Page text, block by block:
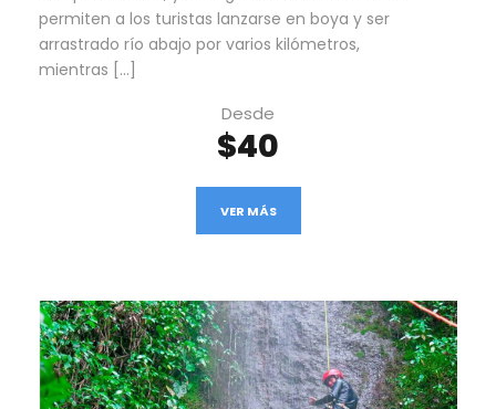
permiten a los turistas lanzarse en boya y ser
arrastrado río abajo por varios kilómetros,
mientras […]
Desde
$40
VER MÁS